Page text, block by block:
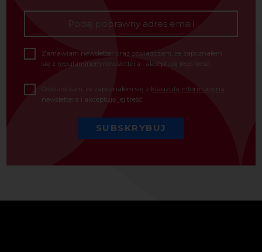
Zamawiam newsletter oraz oświadczam, że zapoznałem
się z regulaminem newslettera i akceptuję jego treść.
Oświadczam, że zapoznałem się z klauzulą informacyjną
newslettera i akceptuję jej treść.
SUBSKRYBUJ